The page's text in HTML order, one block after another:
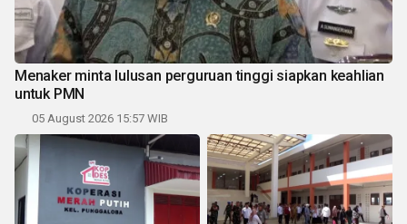
Menaker minta lulusan perguruan tinggi siapkan keahlian
untuk PMN
05 August 2026 15:57 WIB